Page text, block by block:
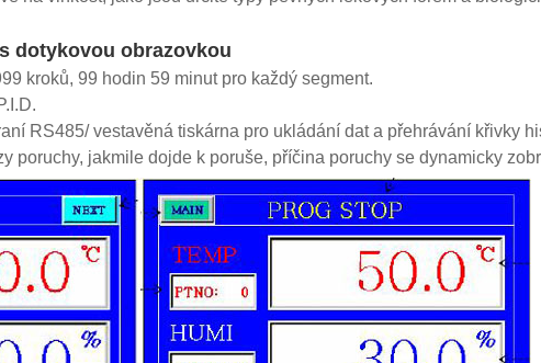
dotykovou obrazovkou
kroků, 99 hodin 59 minut pro každý segment.
RS485/ vestavěná tiskárna pro ukládání dat a přehrávání křivky
poruchy, jakmile dojde k poruše, příčina poruchy se dynamicky